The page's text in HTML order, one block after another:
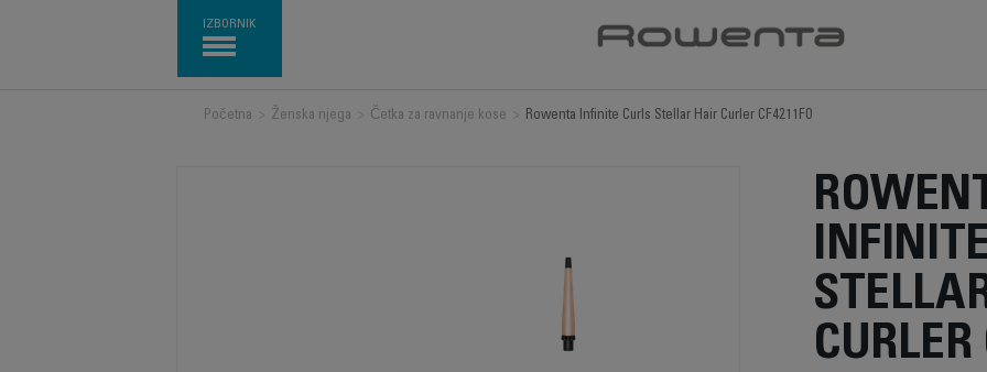
IZBORNIK
Početna Ženska njega Četka za ravnanje kose Rowenta Infinite Curls Stellar Hair Curler CF4211F0
CURLER